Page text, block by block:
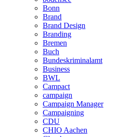
Bonn
Brand
Brand Design
Branding
Bremen
Buch
Bundeskriminalamt
Business
BWL
Campact
campaign
Campaign Manager
Campaigning
CDU
CHIO Aachen